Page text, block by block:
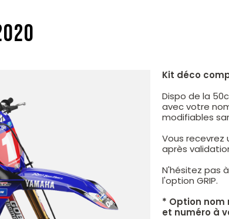
Kit déco
Dispo de la
avec votre
modifiables
Vous recevrez
après
N'hésitez pas
l'option GRIP.
* Option nom
et numéro à